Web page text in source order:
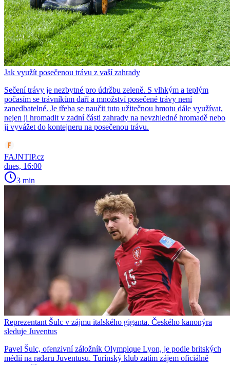
Jak využít posečenou trávu z vaší zahrady
Sečení trávy je nezbytné pro údržbu zeleně. S vlhkým a teplým
počasím se trávníkům daří a množství posečené trávy není
zanedbatelné. Je třeba se naučit tuto užitečnou hmotu dále využívat,
nejen ji hromadit v zadní části zahrady na nevzhledné hromadě nebo
ji vyvážet do kontejneru na posečenou trávu.
FAJNTIP.cz
dnes, 16:00
3 min
Reprezentant Šulc v zájmu italského giganta. Českého kanonýra
sleduje Juventus
Pavel Šulc, ofenzivní záložník Olympique Lyon, je podle britských
médií na radaru Juventusu. Turínský klub zatím zájem oficiálně